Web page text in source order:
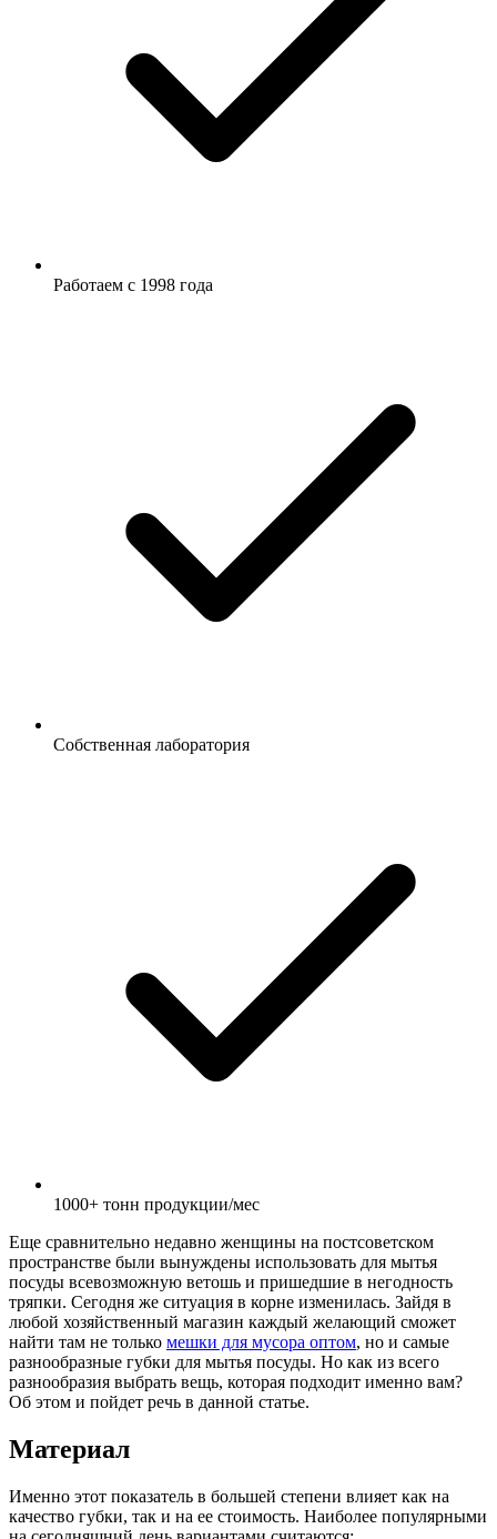
Работаем с 1998 года
Собственная лаборатория
1000+ тонн продукции/мес
Еще сравнительно недавно женщины на постсоветском
пространстве были вынуждены использовать для мытья
посуды всевозможную ветошь и пришедшие в негодность
тряпки. Сегодня же ситуация в корне изменилась. Зайдя в
любой хозяйственный магазин каждый желающий сможет
найти там не только мешки для мусора оптом, но и самые
разнообразные губки для мытья посуды. Но как из всего
разнообразия выбрать вещь, которая подходит именно вам?
Об этом и пойдет речь в данной статье.
Материал
Именно этот показатель в большей степени влияет как на
качество губки, так и на ее стоимость. Наиболее популярными